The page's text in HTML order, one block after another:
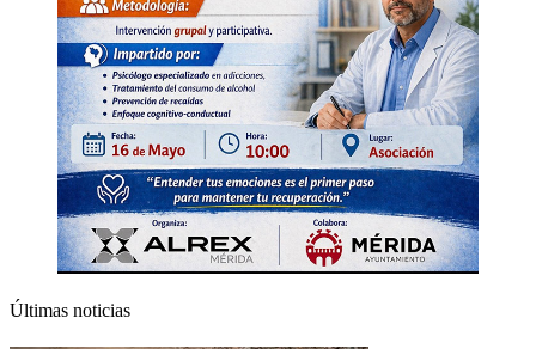
Últimas noticias